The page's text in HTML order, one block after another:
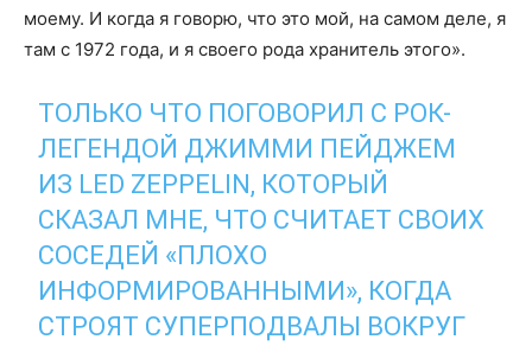
моему. И когда я говорю, что это мой, на самом деле, я
там с 1972 года, и я своего рода хранитель этого».
ТОЛЬКО ЧТО ПОГОВОРИЛ С РОК-
ЛЕГЕНДОЙ ДЖИММИ ПЕЙДЖЕМ
ИЗ LED ZEPPELIN, КОТОРЫЙ
СКАЗАЛ МНЕ, ЧТО СЧИТАЕТ СВОИХ
СОСЕДЕЙ «ПЛОХО
ИНФОРМИРОВАННЫМИ», КОГДА
СТРОЯТ СУПЕРПОДВАЛЫ ВОКРУГ